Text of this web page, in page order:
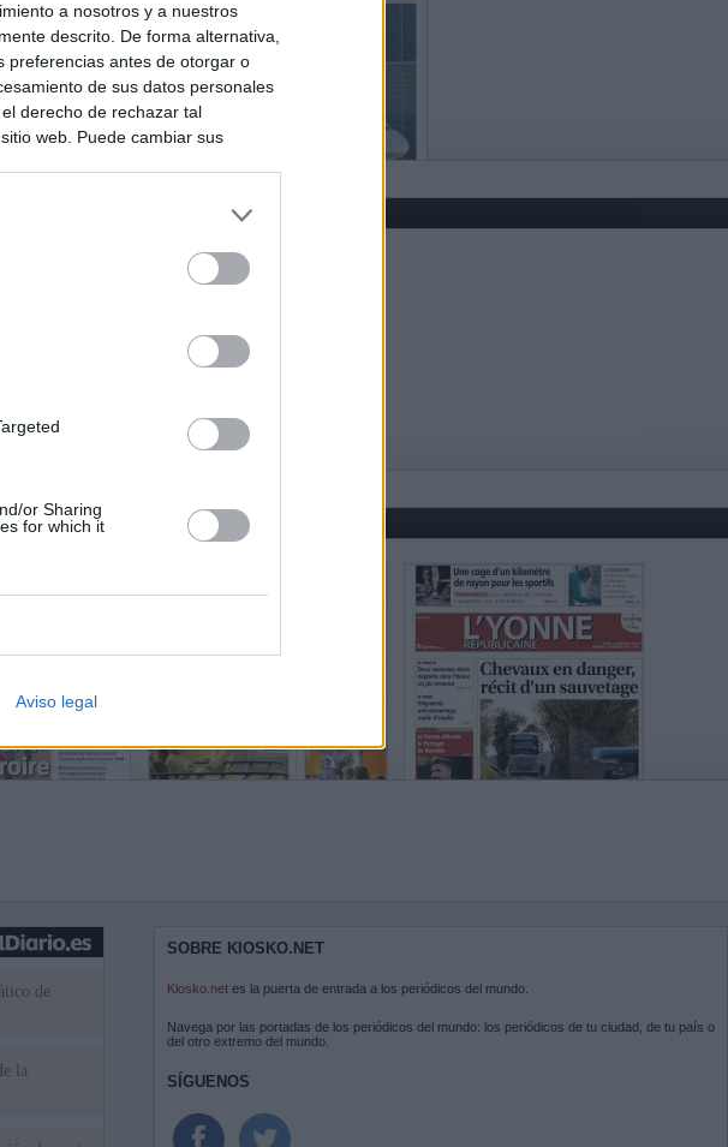
a nosotros y a nuestros
descrito. De forma alternativa,
preferencias antes de otorgar o
de sus datos personales
derecho de rechazar tal
web. Puede cambiar sus
or Sharing
for which it
Aviso legal
de
la
SOBRE KIOSKO.NET
Kiosko.net es la puerta de entrada a los periódicos del mundo.
Navega por las portadas de los periódicos del mundo: los periódicos de tu ciudad, de tu país o
del otro extremo del mundo.
SÍGUENOS